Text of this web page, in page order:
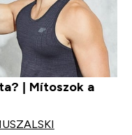
| Mítoszok a